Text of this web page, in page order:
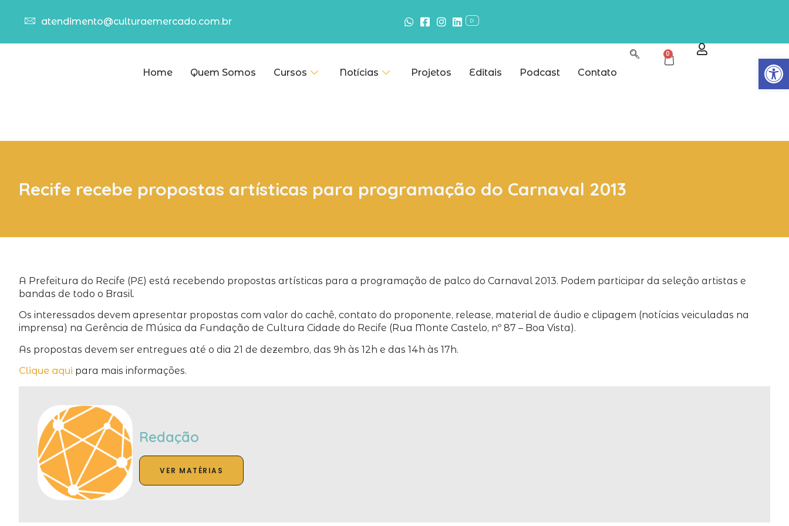
Abrir
atendimento@culturaemercado.com.br
Home Quem Somos Cursos Notícias Projetos Editais Podcast Contato
0
Recife recebe propostas artísticas para programação do Carnaval 2013
A Prefeitura do Recife (PE) está recebendo propostas artísticas para a programação de palco do Carnaval 2013. Podem participar da seleção artistas e
bandas de todo o Brasil.
Os interessados devem apresentar propostas com valor do cachê, contato do proponente, release, material de áudio e clipagem (notícias veiculadas na
imprensa) na Gerência de Música da Fundação de Cultura Cidade do Recife (Rua Monte Castelo, nº 87 – Boa Vista).
As propostas devem ser entregues até o dia 21 de dezembro, das 9h às 12h e das 14h às 17h.
Clique aqui para mais informações.
Redação
VER MATÉRIAS